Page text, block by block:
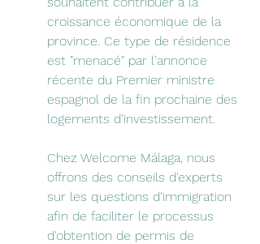
croissance économique de la
province. Ce type de résidence
est "menacé" par l'annonce
récente du Premier ministre
espagnol de la fin prochaine des
logements d'investissement.
Chez Welcome Málaga, nous
offrons des conseils d'experts
sur les questions d'immigration
afin de faciliter le processus
d'obtention de permis de